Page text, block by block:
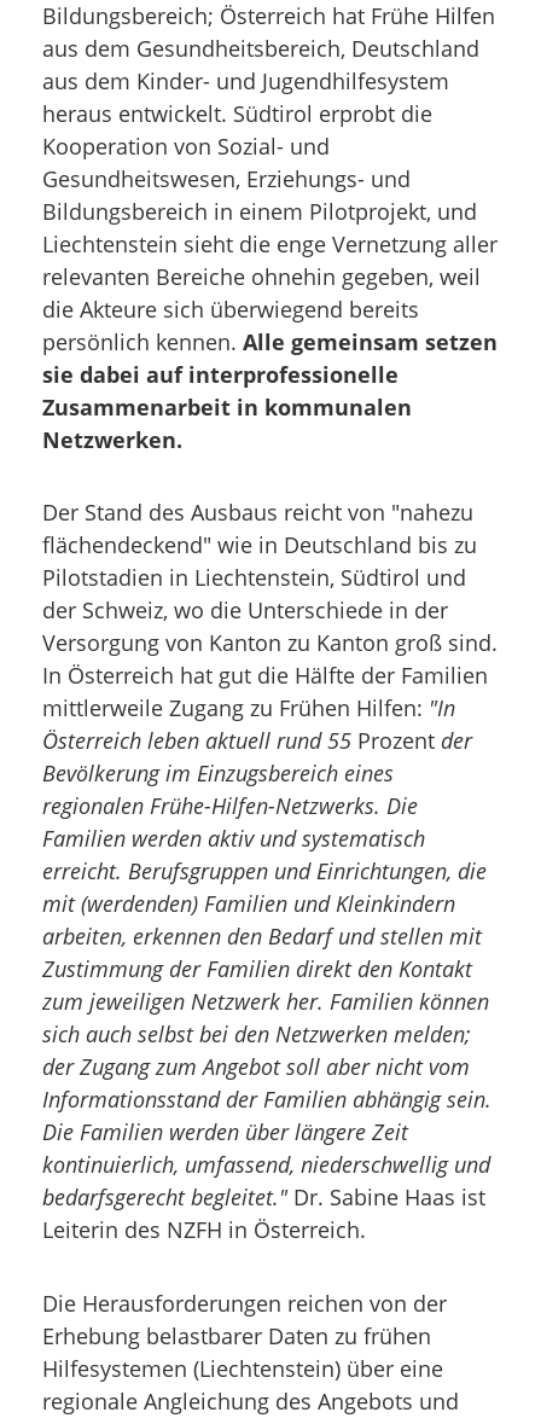
Bildungsbereich; Österreich hat Frühe Hilfen
aus dem Gesundheitsbereich, Deutschland
aus dem Kinder- und Jugendhilfesystem
heraus entwickelt. Südtirol erprobt die
Kooperation von Sozial- und
Gesundheitswesen, Erziehungs- und
Bildungsbereich in einem Pilotprojekt, und
Liechtenstein sieht die enge Vernetzung aller
relevanten Bereiche ohnehin gegeben, weil
die Akteure sich überwiegend bereits
persönlich kennen. Alle gemeinsam setzen
sie dabei auf interprofessionelle
Zusammenarbeit in kommunalen
Netzwerken.
Der Stand des Ausbaus reicht von "nahezu
flächendeckend" wie in Deutschland bis zu
Pilotstadien in Liechtenstein, Südtirol und
der Schweiz, wo die Unterschiede in der
Versorgung von Kanton zu Kanton groß sind.
In Österreich hat gut die Hälfte der Familien
mittlerweile Zugang zu Frühen Hilfen: "In
Österreich leben aktuell rund 55 Prozent der
Bevölkerung im Einzugsbereich eines
regionalen Frühe-Hilfen-Netzwerks. Die
Familien werden aktiv und systematisch
erreicht. Berufsgruppen und Einrichtungen, die
mit (werdenden) Familien und Kleinkindern
arbeiten, erkennen den Bedarf und stellen mit
Zustimmung der Familien direkt den Kontakt
zum jeweiligen Netzwerk her. Familien können
sich auch selbst bei den Netzwerken melden;
der Zugang zum Angebot soll aber nicht vom
Informationsstand der Familien abhängig sein.
Die Familien werden über längere Zeit
kontinuierlich, umfassend, niederschwellig und
bedarfsgerecht begleitet."Dr. Sabine Haas ist
Leiterin des NZFH in Österreich.
Die Herausforderungen reichen von der
Erhebung belastbarer Daten zu frühen
Hilfesystemen (Liechtenstein) über eine
regionale Angleichung des Angebots und